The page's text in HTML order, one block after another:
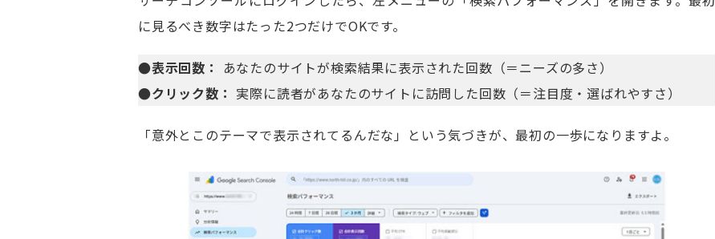
に見るべき数字はたった2つだけでOKです。
●表示回数：
あなたのサイトが検索結果に表示された回数（＝ニーズの多さ）
●クリック数： 実際に読者があなたのサイトに訪問した回数（＝注目度・選ばれやすさ）
「意外とこのテーマで表示されてるんだな」という気づきが、最初の一歩になりますよ。